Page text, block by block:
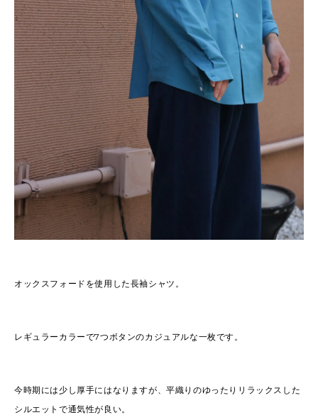
オックスフォードを使用した長袖シャツ。
レギュラーカラーで7つボタンのカジュアルな一枚です。
今時期には少し厚手にはなりますが、平織りのゆったりリラックスした
シルエットで通気性が良い。